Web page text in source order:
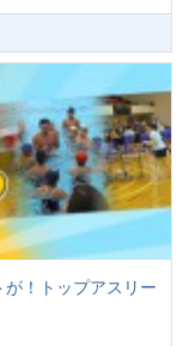
！トップアスリー